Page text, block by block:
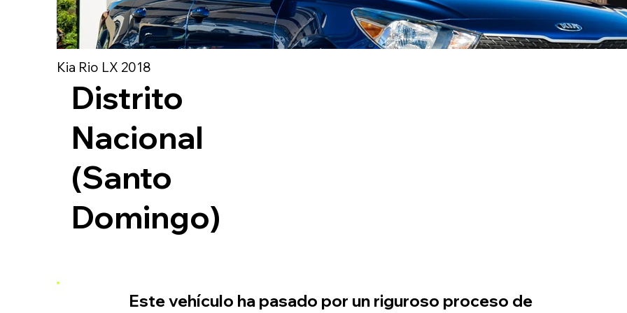
Kia Rio LX 2018
Distrito
Nacional
(Santo
Domingo)
Este vehículo ha pasado por un riguroso proceso de